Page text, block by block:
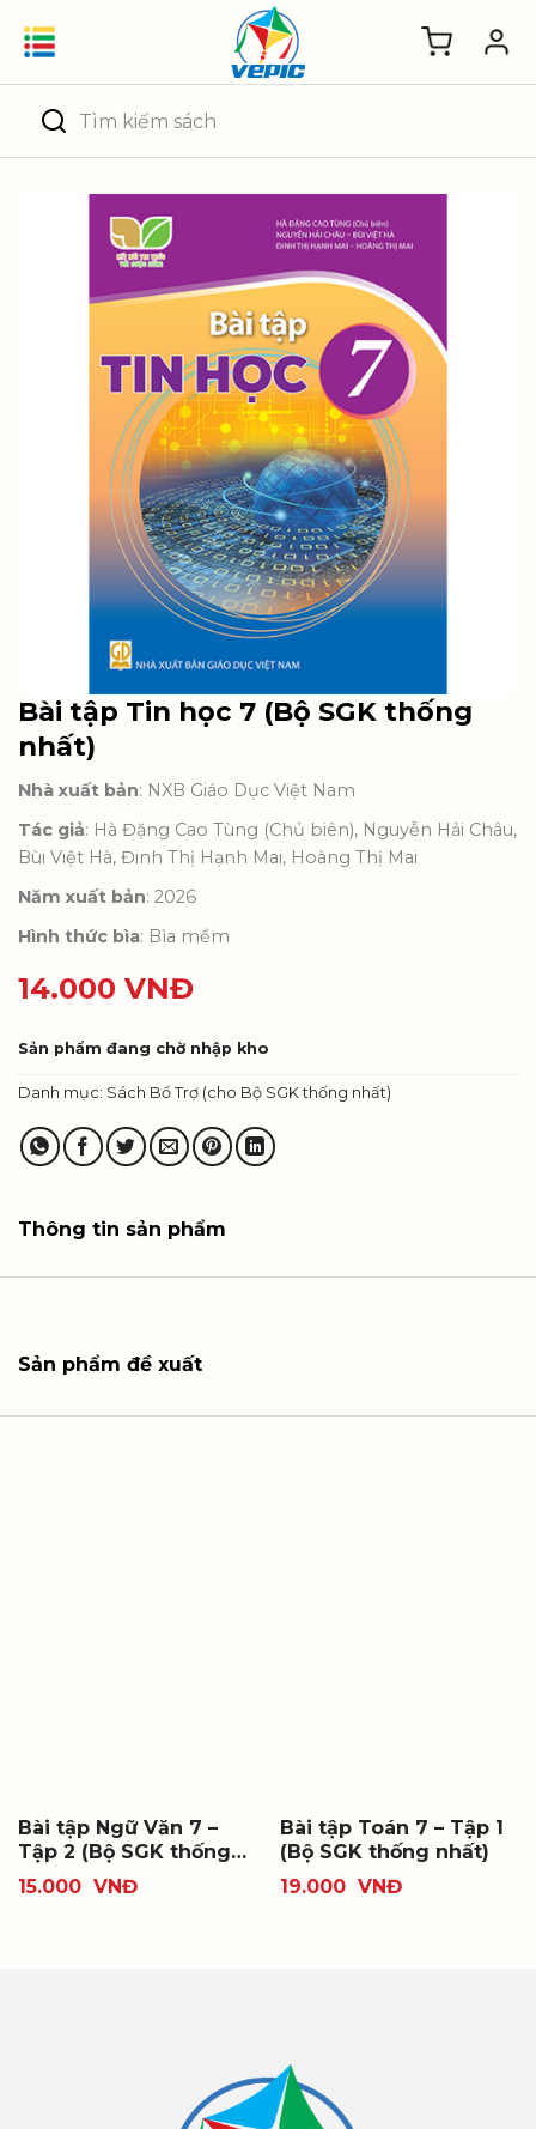
Tìm
kiếm:
Bài tập Tin học 7 (Bộ SGK thống
nhất)
Nhà xuất bản: NXB Giáo Dục Việt Nam
Tác giả: Hà Đặng Cao Tùng (Chủ biên), Nguyễn Hải Châu,
Bùi Việt Hà, Đinh Thị Hạnh Mai, Hoàng Thị Mai
Năm xuất bản: 2026
Hình thức bìa: Bìa mềm
14.000 VNĐ
Sản phẩm đang chờ nhập kho
Danh mục: Sách Bổ Trợ (cho Bộ SGK thống nhất)
Thông tin sản phẩm
Sản phẩm đề xuất
Bài tập Ngữ Văn 7 –
Tập 2 (Bộ SGK thống
nhất)
15.000 VNĐ
Bài tập Toán 7 – Tập 1
(Bộ SGK thống nhất)
19.000 VNĐ